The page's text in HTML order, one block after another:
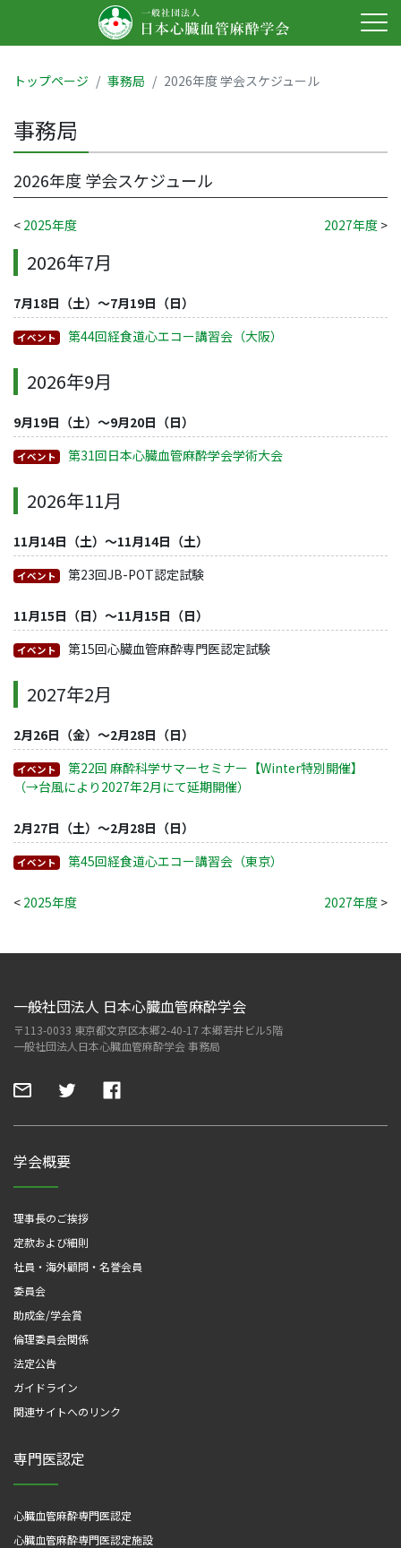
トップページ 事務局 2026年度 学会スケジュール
事務局
2026年度 学会スケジュール
2027年度 >
< 2025年度
2026年7月
7月18日（土）～7月19日（日）
イベント 第44回経食道心エコー講習会（大阪）
2026年9月
9月19日（土）～9月20日（日）
イベント 第31回日本心臓血管麻酔学会学術大会
2026年11月
11月14日（土）～11月14日（土）
イベント 第23回JB-POT認定試験
11月15日（日）～11月15日（日）
イベント 第15回心臓血管麻酔専門医認定試験
2027年2月
2月26日（金）～2月28日（日）
イベント
第22回 麻酔科学サマーセミナー【Winter特別開催】
（→台風により2027年2月にて延期開催）
2月27日（土）～2月28日（日）
イベント 第45回経食道心エコー講習会（東京）
2027年度 >
< 2025年度
一般社団法人 日本心臓血管麻酔学会
〒113-0033 東京都文京区本郷2-40-17 本郷若井ビル5階
一般社団法人日本心臓血管麻酔学会 事務局
学会概要
理事長のご挨拶
定款および細則
社員・海外顧問・名誉会員
委員会
助成金/学会賞
倫理委員会関係
法定公告
ガイドライン
関連サイトへのリンク
専門医認定
心臓血管麻酔専門医認定
心臓血管麻酔専門医認定施設